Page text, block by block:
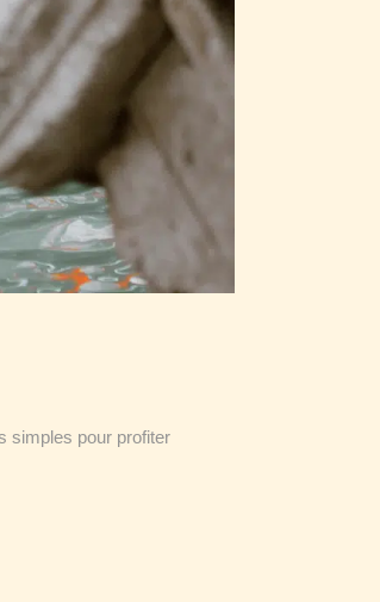
simples pour profiter